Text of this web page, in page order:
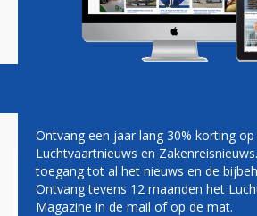
Magazine Podcasts
HENRI BONTENBAL
Ontvang een jaar lang 30% korting
Luchtvaartnieuws en
toegang tot al het nieuws en de
Ontvang tevens 12 maanden het
Magazine in de mail of op de mat.